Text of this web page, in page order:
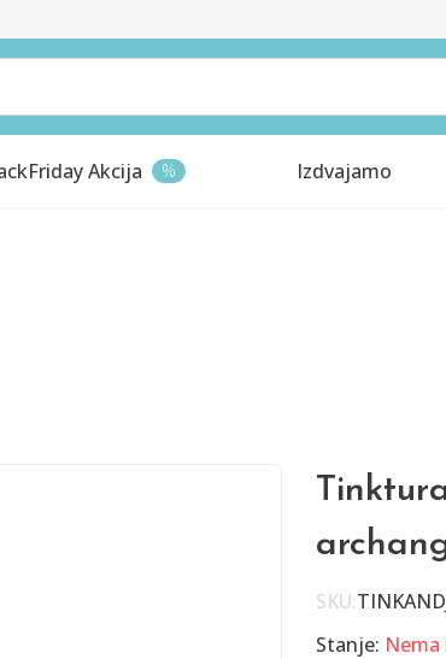
Akcija % Izdvajamo
SKU:
Stanje: